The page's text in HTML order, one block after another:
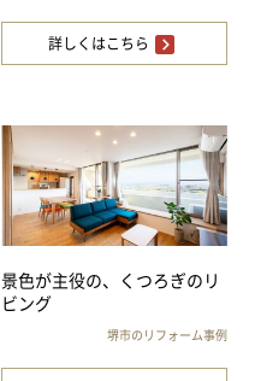
詳しくはこちら
景色が主役の、くつろぎのリ
ビング
堺市のリフォーム事例